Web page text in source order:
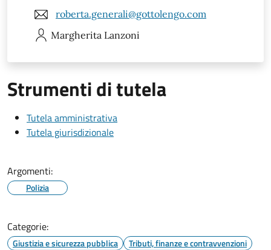
roberta.generali@gottolengo.com
Margherita Lanzoni
Strumenti di tutela
Tutela amministrativa
Tutela giurisdizionale
Argomenti:
Polizia
Categorie:
Giustizia e sicurezza pubblica Tributi, finanze e contravvenzioni